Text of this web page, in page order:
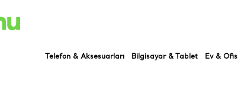
Telefon & Aksesuarları Bilgisayar & Tablet Ev & Ofis